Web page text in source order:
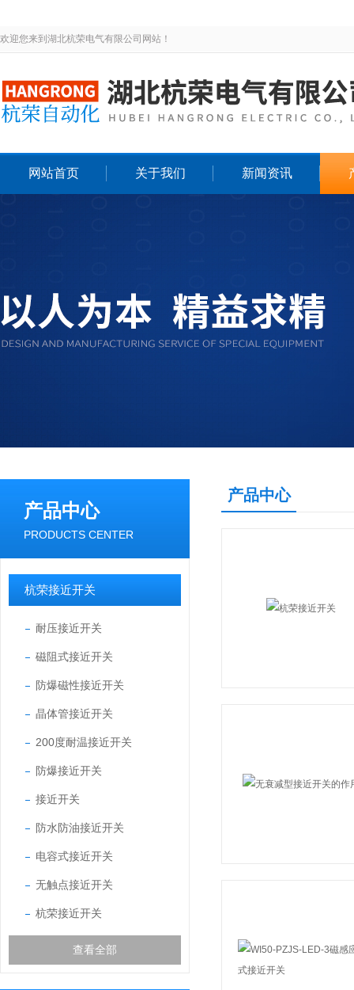
欢迎您来到湖北杭荣电气有限公司网站！
网站首页 关于我们 新闻资讯
产品中心
PRODUCTS CENTER
杭荣接近开关
耐压接近开关
磁阻式接近开关
防爆磁性接近开关
晶体管接近开关
200度耐温接近开关
防爆接近开关
接近开关
防水防油接近开关
电容式接近开关
无触点接近开关
杭荣接近开关
查看全部
产品中心